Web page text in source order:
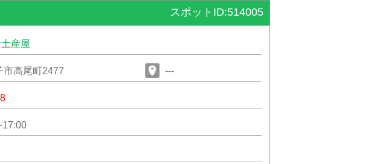
スポットID:514005
産屋
市高尾町2477 ---